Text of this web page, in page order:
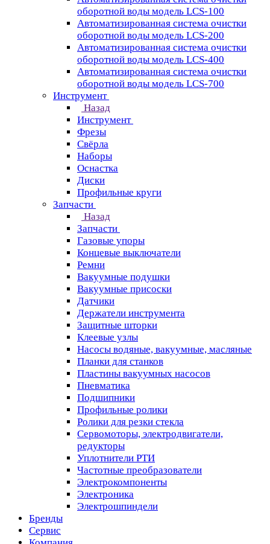
оборотной воды модель LCS-100
Автоматизированная система очистки
оборотной воды модель LCS-200
Автоматизированная система очистки
оборотной воды модель LCS-400
Автоматизированная система очистки
оборотной воды модель LCS-700
Инструмент
Назад
Инструмент
Фрезы
Свёрла
Наборы
Оснастка
Диски
Профильные круги
Запчасти
Назад
Запчасти
Газовые упоры
Концевые выключатели
Ремни
Вакуумные подушки
Вакуумные присоски
Датчики
Держатели инструмента
Защитные шторки
Клеевые узлы
Насосы водяные, вакуумные, масляные
Планки для станков
Пластины вакуумных насосов
Пневматика
Подшипники
Профильные ролики
Ролики для резки стекла
Сервомоторы, электродвигатели,
редукторы
Уплотнители РТИ
Частотные преобразователи
Электрокомпоненты
Электроника
Электрошпиндели
Бренды
Сервис